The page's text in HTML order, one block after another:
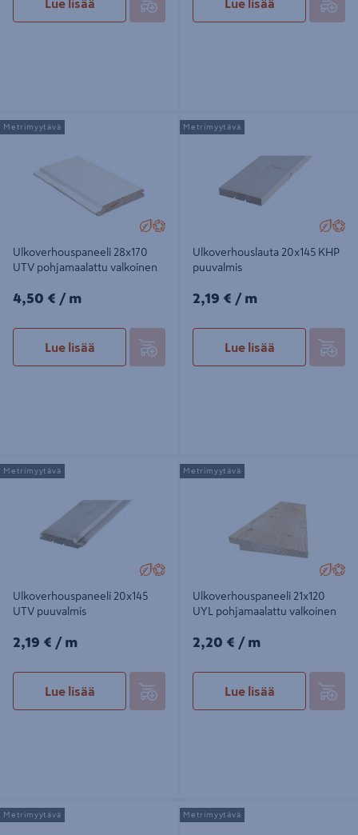
Lue lisää Lue lisää
Ulkoverhouspaneeli 28x170 UTV
pohjamaalattu valkoinen
Ulkoverhouspaneeli 28x170
UTV pohjamaalattu valkoinen
4,50€/m
4,50 € / m
Lue lisää
Metrimyytävä
Ulkoverhouslauta 20x145 KHP
puuvalmis
Ulkoverhouslauta 20x145 KHP
puuvalmis
2,19€/m
2,19 € / m
Lue lisää
Metrimyytävä
Ulkoverhouspaneeli 20x145 UTV
puuvalmis
Ulkoverhouspaneeli 20x145
UTV puuvalmis
2,19€/m
2,19 € / m
Lue lisää
Metrimyytävä
Ulkoverhouspaneeli 21x120 UYL
pohjamaalattu valkoinen
Ulkoverhouspaneeli 21x120
UYL pohjamaalattu valkoinen
2,20€/m
2,20 € / m
Lue lisää
Metrimyytävä
Ulkoverhouspaneeli 20x145 UTV
pohjamaalattu valkoinen
Metrimyytävä
Ulkoverhouslauta 23x170 KHP
pohjamaalattu valkoinen
Metrimyytävä